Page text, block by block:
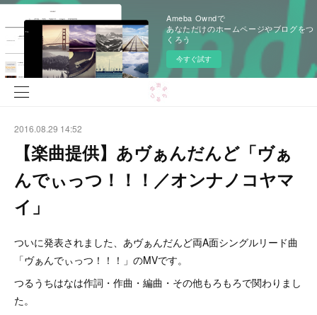
Ameba Owndで
あなただけのホームページやブログをつ
くろう
今すぐ試す
2016.08.29 14:52
【楽曲提供】あヴぁんだんど「ヴぁ
んでぃっつ！！！／オンナノコヤマ
イ」
ついに発表されました、あヴぁんだんど両A面シングルリード曲
「ヴぁんでぃっつ！！！」のMVです。
つるうちはなは作詞・作曲・編曲・その他もろもろで関わりまし
た。